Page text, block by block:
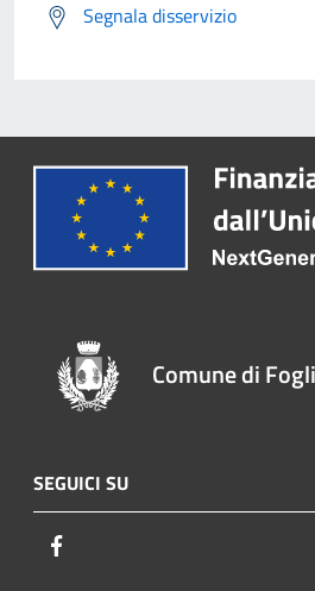
Segnala disservizio
Comune di
SEGUICI SU